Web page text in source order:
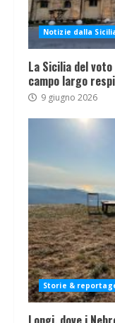
Notizie dalla
La Sicilia del
campo largo
9 giugno 2026
Storie &